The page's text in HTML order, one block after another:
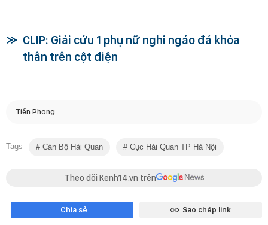
CLIP: Giải cứu 1 phụ nữ nghi ngáo đá khỏa
thân trên cột điện
Tiền Phong
Tags Cán Bộ Hải Quan Cục Hải Quan TP Hà Nội
Theo dõi Kenh14.vn trên
Chia sẻ Sao chép link